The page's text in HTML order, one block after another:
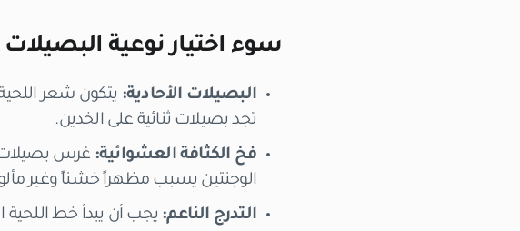
سوء اختيار نوعية البصيلات
البصيلات الأحادية: يتكون شعر
تجد بصيلات ثنائية على الخدين.
فخ الكثافة العشوائية: غرس بصيلات
الوجنتين يسبب مظهراً خشناً وغير
التدرج الناعم: يجب أن يبدأ خط اللحية